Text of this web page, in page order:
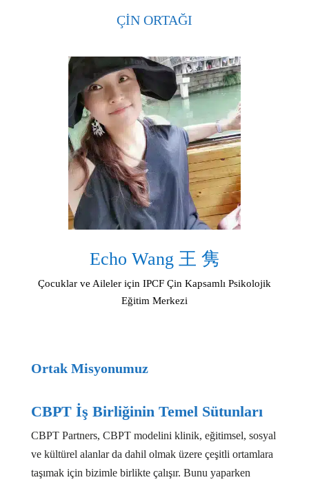
ÇİN ORTAĞI
Echo Wang 王 隽
Çocuklar ve Aileler için IPCF Çin Kapsamlı Psikolojik
Eğitim Merkezi
Ortak Misyonumuz
CBPT İş Birliğinin Temel Sütunları
CBPT Partners, CBPT modelini klinik, eğitimsel, sosyal
ve kültürel alanlar da dahil olmak üzere çeşitli ortamlara
taşımak için bizimle birlikte çalışır. Bunu yaparken